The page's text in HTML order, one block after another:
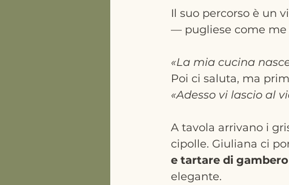
Il suo percorso è un
— pugliese come me
«La mia cucina
Poi ci saluta, ma
«Adesso vi lascio al
A tavola arrivano i
cipolle. Giuliana ci
e tartare di
elegante.